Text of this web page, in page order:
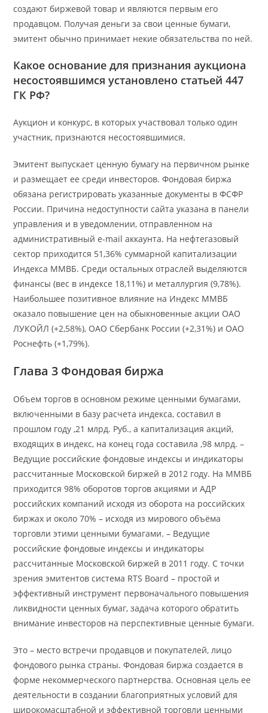
создают биржевой товар и являются первым его
продавцом. Получая деньги за свои ценные бумаги,
эмитент обычно принимает некие обязательства по ней.
Какое основание для признания аукциона
несостоявшимся установлено статьей 447
ГК РФ?
Аукцион и конкурс, в которых участвовал только один
участник, признаются несостоявшимися.
Эмитент выпускает ценную бумагу на первичном рынке
и размещает ее среди инвесторов. Фондовая биржа
обязана регистрировать указанные документы в ФСФР
России. Причина недоступности сайта указана в панели
управления и в уведомлении, отправленном на
административный e-mail аккаунта. На нефтегазовый
сектор приходится 51,36% суммарной капитализации
Индекса ММВБ. Среди остальных отраслей выделяются
финансы (вес в индексе 18,11%) и металлургия (9,78%).
Наибольшее позитивное влияние на Индекс ММВБ
оказало повышение цен на обыкновенные акции ОАО
ЛУКОЙЛ (+2,58%), ОАО Сбербанк России (+2,31%) и ОАО
Роснефть (+1,79%).
Глава 3 Фондовая биржа
Объем торгов в основном режиме ценными бумагами,
включенными в базу расчета индекса, составил в
прошлом году ,21 млрд. Руб., а капитализация акций,
входящих в индекс, на конец года составила ,98 млрд. –
Ведущие российские фондовые индексы и индикаторы
рассчитанные Московской биржей в 2012 году. На ММВБ
приходится 98% оборотов торгов акциями и АДР
российских компаний исходя из оборота на российских
биржах и около 70% – исходя из мирового объёма
торговли этими ценными бумагами. – Ведущие
российские фондовые индексы и индикаторы
рассчитанные Московской биржей в 2011 году. С точки
зрения эмитентов система RTS Board – простой и
эффективный инструмент первоначального повышения
ликвидности ценных бумаг, задача которого обратить
внимание инвесторов на перспективные ценные бумаги.
Это – место встречи продавцов и покупателей, лицо
фондового рынка страны. Фондовая биржа создается в
форме некоммерческого партнерства. Основная цель ее
деятельности в создании благоприятных условий для
широкомасштабной и эффективной торговли ценными